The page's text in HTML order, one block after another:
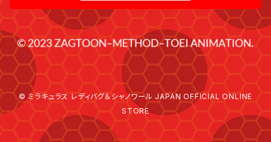
© ミラキュラス レディバグ＆シャノワール JAPAN OFFICIAL ONLINE
STORE